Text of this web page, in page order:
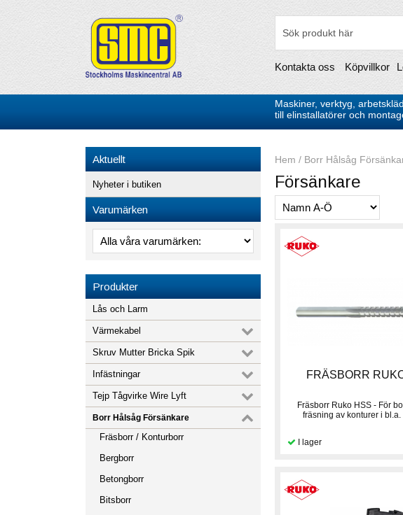
Kontakta oss Köpvillkor
Maskiner, verktyg,
till elinstallatörer och
Aktuellt
Nyheter i butiken
Varumärken
Produkter
Lås och Larm
Värmekabel
Skruv Mutter Bricka Spik
Infästningar
Tejp Tågvirke Wire Lyft
Borr Hålsåg Försänkare
Fräsborr / Konturborr
Bergborr
Betongborr
Bitsborr
Hem / Borr Hålsåg
Försänkare
FRÄSBORR
Fräsborr Ruko HSS - För
fräsning av konturer i bl.a.